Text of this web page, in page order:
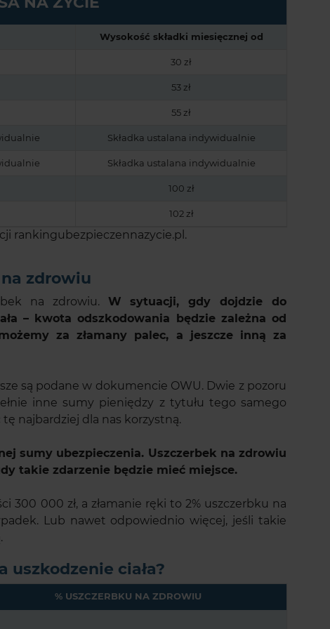
Wysokość składki miesięcznej od
30 zł
53 zł
55 zł
Składka ustalana indywidualnie
Składka ustalana indywidualnie
100 zł
102 zł
rankingubezpieczennazycie.pl.
zdrowiu
na zdrowiu. W sytuacji, gdy dojdzie do
– kwota odszkodowania będzie zależna od
za złamany palec, a jeszcze inną za
są podane w dokumencie OWU. Dwie z pozoru
inne sumy pieniędzy z tytułu tego samego
najbardziej dla nas korzystną.
sumy ubezpieczenia. Uszczerbek na zdrowiu
takie zdarzenie będzie mieć miejsce.
300 000 zł, a złamanie ręki to 2% uszczerbku na
Lub nawet odpowiednio więcej, jeśli takie
uszkodzenie ciała?
% USZCZERBKU NA ZDROWIU